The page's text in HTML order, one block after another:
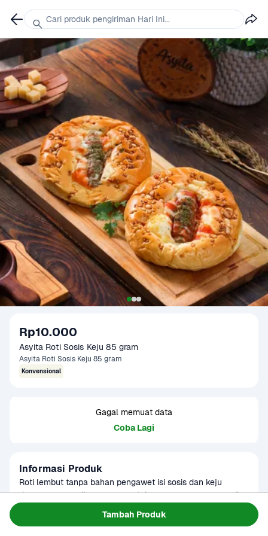
Tambah Produk
Rp10.000
Asyita Roti Sosis Keju 85 gram
Asyita Roti Sosis Keju 85 gram
Konvensional
Gagal memuat data
Coba Lagi
Informasi Produk
Roti lembut tanpa bahan pengawet isi sosis dan keju
dengan rasa gurih yang pas untuk sarapan maupun camilan
membuat setiap gigitan lebih nikmat. Cocok dinikmati
Terjadwal
Cari produk pengiriman Hari Ini...